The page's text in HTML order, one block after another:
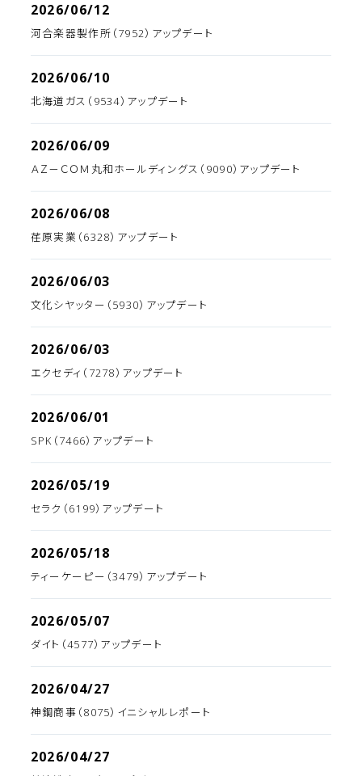
2026/06/12
河合楽器製作所（7952）アップデート
2026/06/10
北海道ガス（9534）アップデート
2026/06/09
ＡＺ－ＣＯＭ丸和ホールディングス（9090）アップデート
2026/06/08
荏原実業（6328）アップデート
2026/06/03
文化シヤッター（5930）アップデート
2026/06/03
エクセディ（7278）アップデート
2026/06/01
SPK（7466）アップデート
2026/05/19
セラク（6199）アップデート
2026/05/18
ティーケーピー（3479）アップデート
2026/05/07
ダイト（4577）アップデート
2026/04/27
神鋼商事（8075）イニシャルレポート
2026/04/27